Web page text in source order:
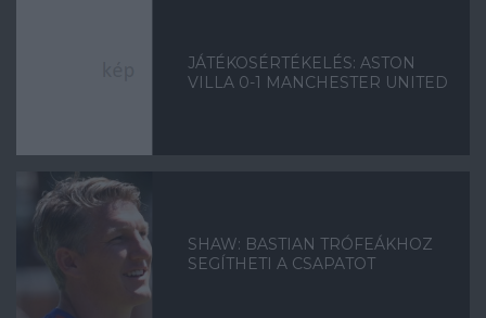
JÁTÉKOSÉRTÉKELÉS: ASTON
VILLA 0-1 MANCHESTER UNITED
SHAW: BASTIAN TRÓFEÁKHOZ
SEGÍTHETI A CSAPATOT